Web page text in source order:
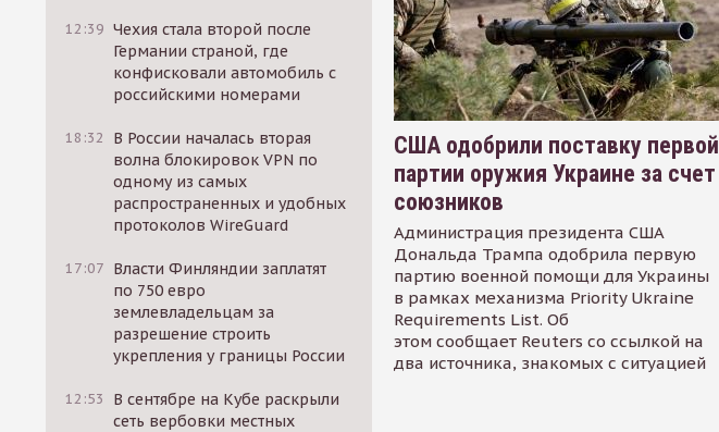
12:39 Чехия стала второй после
Германии страной, где
конфисковали автомобиль с
российскими номерами
18:32
В России началась вторая
волна блокировок VPN по
одному из самых
распространенных и удобных
протоколов WireGuard
17:07 Власти Финляндии заплатят
по 750 евро
землевладельцам за
разрешение строить
укрепления у границы России
12:53
В сентябре на Кубе раскрыли
сеть вербовки местных
США одобрили поставку первой
партии оружия Украине за счет
союзников
Администрация президента США
Дональда Трампа одобрила первую
партию военной помощи для Украины
в рамках механизма Priority Ukraine
Requirements List. Об
этом сообщает Reuters со ссылкой на
два источника, знакомых с ситуацией